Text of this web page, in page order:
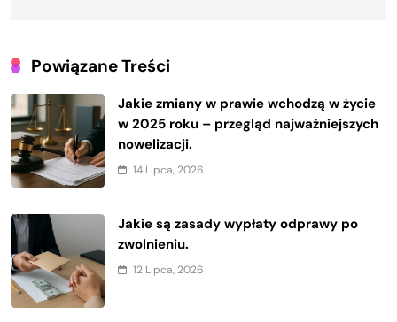
Powiązane Treści
Jakie zmiany w prawie wchodzą w życie
w 2025 roku – przegląd najważniejszych
nowelizacji.
14 Lipca, 2026
Jakie są zasady wypłaty odprawy po
zwolnieniu.
12 Lipca, 2026